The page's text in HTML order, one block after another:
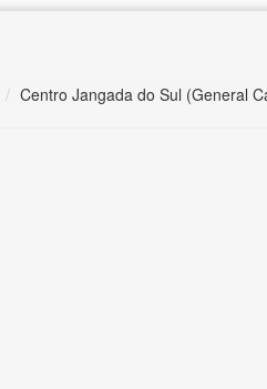
Centro Jangada do Sul (General